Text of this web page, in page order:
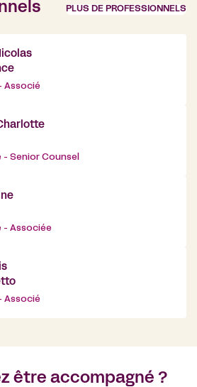
PLUS DE PROFESSIONNELS
Associé
Senior Counsel
- Associée
Associé
être accompagné ?